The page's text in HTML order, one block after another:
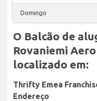
Domingo
O Balcão de
Rovaniemi
localizado em:
Thrifty Emea
Endereço